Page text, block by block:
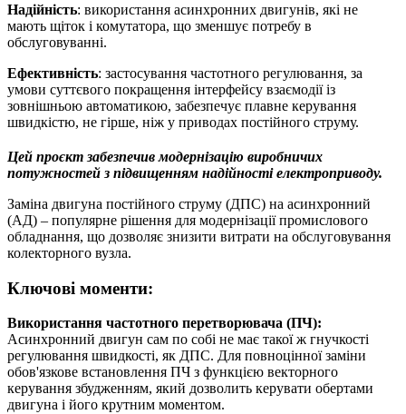
Надійність: використання асинхронних двигунів, які не
мають щіток і комутатора, що зменшує потребу в
обслуговуванні.
Ефективність: застосування частотного регулювання, за
умови суттєвого покращення інтерфейсу взаємодії із
зовнішньою автоматикою, забезпечує плавне керування
швидкістю, не гірше, ніж у приводах постійного струму.
Цей проєкт забезпечив модернізацію виробничих
потужностей з підвищенням надійності електроприводу.
Заміна двигуна постійного струму (ДПС) на асинхронний
(АД) – популярне рішення для модернізації промислового
обладнання, що дозволяє знизити витрати на обслуговування
колекторного вузла.
Ключові моменти:
Використання частотного перетворювача (ПЧ):
Асинхронний двигун сам по собі не має такої ж гнучкості
регулювання швидкості, як ДПС. Для повноцінної заміни
обов'язкове встановлення ПЧ з функцією векторного
керування збудженням, який дозволить керувати обертами
двигуна і його крутним моментом.